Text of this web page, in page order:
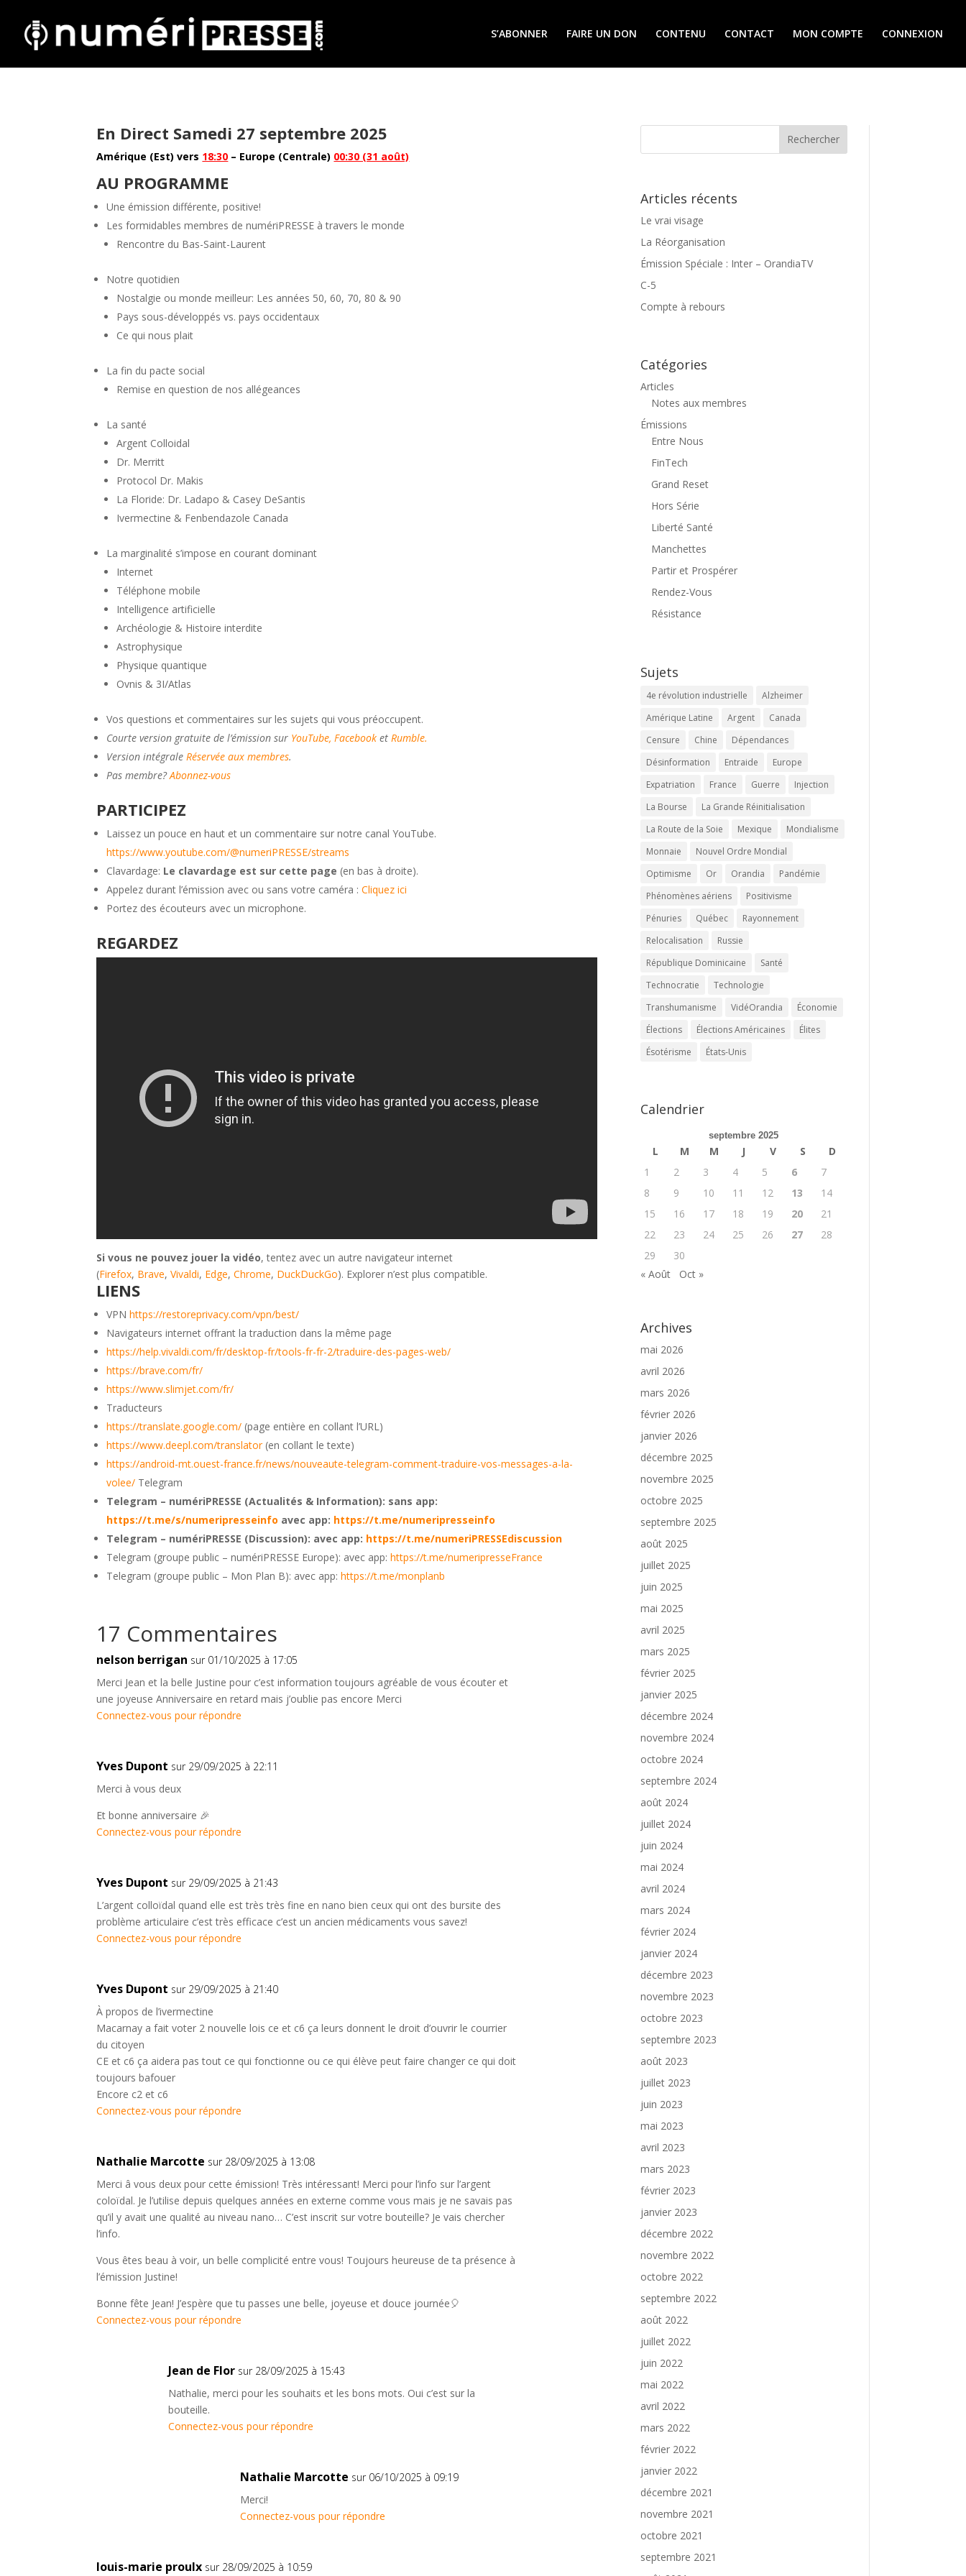
S’ABONNER FAIRE UN DON CONTENU CONTACT MON COMPTE CONNEXION
En Direct Samedi 27 septembre 2025
Amérique (Est) vers 18:30 – Europe (Centrale) 00:30 (31 août)
AU PROGRAMME
Une émission différente, positive!
Les formidables membres de numériPRESSE à travers le monde
Rencontre du Bas-Saint-Laurent
Notre quotidien
Nostalgie ou monde meilleur: Les années 50, 60, 70, 80 & 90
Pays sous-développés vs. pays occidentaux
Ce qui nous plait
La fin du pacte social
Remise en question de nos allégeances
La santé
Argent Colloidal
Dr. Merritt
Protocol Dr. Makis
La Floride: Dr. Ladapo & Casey DeSantis
Ivermectine & Fenbendazole Canada
La marginalité s’impose en courant dominant
Internet
Téléphone mobile
Intelligence artificielle
Archéologie & Histoire interdite
Astrophysique
Physique quantique
Ovnis & 3I/Atlas
Vos questions et commentaires sur les sujets qui vous préoccupent.
Courte version gratuite de l’émission sur YouTube, Facebook et Rumble.
Version intégrale Réservée aux membres.
Pas membre?Abonnez-vous
PARTICIPEZ
Laissez un pouce en haut et un commentaire sur notre canal YouTube.
https://www.youtube.com/@numeriPRESSE/streams
Clavardage: Le clavardage est sur cette page (en bas à droite).
Appelez durant l’émission avec ou sans votre caméra :Cliquez ici
Portez des écouteurs avec un microphone.
REGARDEZ
Si vous ne pouvez jouer la vidéo, tentez avec un autre navigateur internet
(Firefox, Brave,Vivaldi, Edge,Chrome, DuckDuckGo). Explorer n’est plus compatible.
LIENS
VPNhttps://restoreprivacy.com/vpn/best/
Navigateurs internet offrant la traduction dans la même page
https://help.vivaldi.com/fr/desktop-fr/tools-fr-fr-2/traduire-des-pages-web/
https://brave.com/fr/
https://www.slimjet.com/fr/
Traducteurs
https://translate.google.com/ (page entière en collant l’URL)
https://www.deepl.com/translator(en collant le texte)
https://android-mt.ouest-france.fr/news/nouveaute-telegram-comment-traduire-vos-messages-a-la-
volee/ Telegram
Telegram – numériPRESSE (Actualités & Information): sans app:
https://t.me/s/numeripresseinfo avec app: https://t.me/numeripresseinfo
Telegram – numériPRESSE (Discussion): avec app: https://t.me/numeriPRESSEdiscussion
Telegram (groupe public – numériPRESSE Europe): avec app:https://t.me/numeripresseFrance
Telegram (groupe public – Mon Plan B): avec app:https://t.me/monplanb
17 Commentaires
nelson berrigan sur 01/10/2025 à 17:05
Merci Jean et la belle Justine pour c’est information toujours agréable de vous écouter et
une joyeuse Anniversaire en retard mais j’oublie pas encore Merci
Connectez-vous pour répondre
Yves Dupont sur 29/09/2025 à 22:11
Merci à vous deux
Et bonne anniversaire 🎉
Connectez-vous pour répondre
Yves Dupont sur 29/09/2025 à 21:43
L’argent colloïdal quand elle est très très fine en nano bien ceux qui ont des bursite des
problème articulaire c’est très efficace c’est un ancien médicaments vous savez!
Connectez-vous pour répondre
Yves Dupont sur 29/09/2025 à 21:40
À propos de l’ivermectine
Macarnay a fait voter 2 nouvelle lois ce et c6 ça leurs donnent le droit d’ouvrir le courrier
du citoyen
CE et c6 ça aidera pas tout ce qui fonctionne ou ce qui élève peut faire changer ce qui doit
toujours bafouer
Encore c2 et c6
Connectez-vous pour répondre
Nathalie Marcotte sur 28/09/2025 à 13:08
Merci â vous deux pour cette émission! Très intéressant! Merci pour l’info sur l’argent
coloïdal. Je l’utilise depuis quelques années en externe comme vous mais je ne savais pas
qu’il y avait une qualité au niveau nano… C’est inscrit sur votre bouteille? Je vais chercher
l’info.
Vous êtes beau à voir, un belle complicité entre vous! Toujours heureuse de ta présence à
l’émission Justine!
Bonne fête Jean! J’espère que tu passes une belle, joyeuse et douce journée🎈
Connectez-vous pour répondre
Jean de Flor sur 28/09/2025 à 15:43
Nathalie, merci pour les souhaits et les bons mots. Oui c’est sur la
bouteille.
Connectez-vous pour répondre
Nathalie Marcotte sur 06/10/2025 à 09:19
Merci!
Connectez-vous pour répondre
louis-marie proulx sur 28/09/2025 à 10:59
Articles récents
Le vrai visage
La Réorganisation
Émission Spéciale : Inter – OrandiaTV
C-5
Compte à rebours
Catégories
Articles
Notes aux membres
Émissions
Entre Nous
FinTech
Grand Reset
Hors Série
Liberté Santé
Manchettes
Partir et Prospérer
Rendez-Vous
Résistance
Sujets
4e révolution industrielle
Alzheimer
Amérique Latine
Argent
Canada
Censure
Chine
Dépendances
Désinformation
Entraide
Europe
Expatriation
France Guerre
Injection
La Bourse
La Grande Réinitialisation
La Route de la Soie
Mexique
Mondialisme
Monnaie
Nouvel Ordre Mondial
Optimisme
Or Orandia
Pandémie
Phénomènes aériens
Positivisme
Pénuries
Québec
Rayonnement
Relocalisation
Russie
République Dominicaine
Santé
Technocratie
Technologie
Transhumanisme
VidéOrandia
Économie
Élections
Élections Américaines
Élites
Ésotérisme
États-Unis
Calendrier
septembre 2025
L M M J V S
D
1
2 3 4 5 6
7
8
9 10 11 12 13
14
15
16 17 18 19 20
21
22
23 24 25 26 27
28
29
30
« Août
Oct »
Archives
mai 2026
avril 2026
mars 2026
février 2026
janvier 2026
décembre 2025
novembre 2025
octobre 2025
septembre 2025
août 2025
juillet 2025
juin 2025
mai 2025
avril 2025
mars 2025
février 2025
janvier 2025
décembre 2024
novembre 2024
octobre 2024
septembre 2024
août 2024
juillet 2024
juin 2024
mai 2024
avril 2024
mars 2024
février 2024
janvier 2024
décembre 2023
novembre 2023
octobre 2023
septembre 2023
août 2023
juillet 2023
juin 2023
mai 2023
avril 2023
mars 2023
février 2023
janvier 2023
décembre 2022
novembre 2022
octobre 2022
septembre 2022
août 2022
juillet 2022
juin 2022
mai 2022
avril 2022
mars 2022
février 2022
janvier 2022
décembre 2021
novembre 2021
octobre 2021
septembre 2021